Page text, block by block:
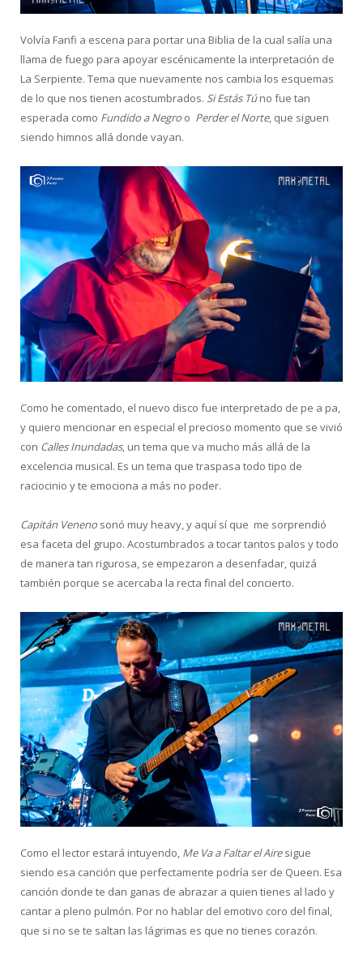
Volvía Fanfi a escena para portar una Biblia de la cual salía una
llama de fuego para apoyar escénicamente la interpretación de
La Serpiente. Tema que nuevamente nos cambia los esquemas
de lo que nos tienen acostumbrados. Si Estás Túno fue tan
esperada como Fundido a Negro o Perder el Norte, que siguen
siendo himnos allá donde vayan.
Como he comentado, el nuevo disco fue interpretado de pe a pa,
y quiero mencionar en especial el precioso momento que se vivió
con Calles Inundadas, un tema que va mucho más allá de la
excelencia musical. Es un tema que traspasa todo tipo de
raciocinio y te emociona a más no poder.
Capitán Veneno sonó muy heavy, y aquí sí que me sorprendió
esa faceta del grupo. Acostumbrados a tocar tantos palos y todo
de manera tan rigurosa, se empezaron a desenfadar, quizá
también porque se acercaba la recta final del concierto.
Como el lector estará intuyendo, Me Va a Faltar el Airesigue
siendo esa canción que perfectamente podría ser de Queen. Esa
canción donde te dan ganas de abrazar a quien tienes al lado y
cantar a pleno pulmón. Por no hablar del emotivo coro del final,
que si no se te saltan las lágrimas es que no tienes corazón.